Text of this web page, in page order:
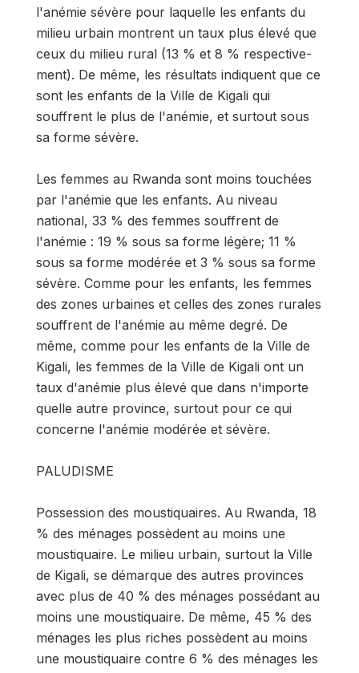
l'anémie sévère pour laquelle les enfants du
milieu urbain montrent un taux plus élevé que
ceux du milieu rural (13 % et 8 % respective­
ment). De même, les résultats indiquent que ce
sont les enfants de la Ville de Kigali qui
souffrent le plus de l'anémie, et surtout sous
sa forme sévère.
Les femmes au Rwanda sont moins touchées
par l'anémie que les enfants. Au niveau
national, 33 % des femmes souffrent de
l'anémie : 19 % sous sa forme légère; 11 %
sous sa forme modérée et 3 % sous sa forme
sévère. Comme pour les enfants, les femmes
des zones urbaines et celles des zones rurales
souffrent de l'anémie au même degré. De
même, comme pour les enfants de la Ville de
Kigali, les femmes de la Ville de Kigali ont un
taux d'anémie plus élevé que dans n'importe
quelle autre province, surtout pour ce qui
concerne l'anémie modérée et sévère.
PALUDISME
Possession des moustiquaires. Au Rwanda, 18
% des ménages possèdent au moins une
moustiquaire. Le milieu urbain, surtout la Ville
de Kigali, se démarque des autres provinces
avec plus de 40 % des ménages possédant au
moins une moustiquaire. De même, 45 % des
ménages les plus riches possèdent au moins
une moustiquaire contre 6 % des ménages les